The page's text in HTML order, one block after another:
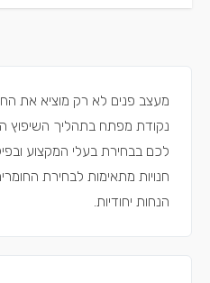
מעצב פנים לא רק מוציא את
נקודת מפתח בתהליך השיפוץ
לכם בבחירת בעלי המקצוע
חנויות מתאימות לבחירת
הנחות יחודיות.